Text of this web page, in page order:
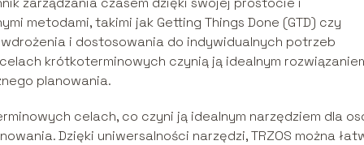
metodami, takimi jak Getting Things Done (GTD) czy
i dostosowania do indywidualnych potrzeb
krótkoterminowych czynią ją idealnym
planowania.
celach, co czyni ją idealnym narzędziem dla
Dzięki uniwersalności narzędzi, TRZOS można